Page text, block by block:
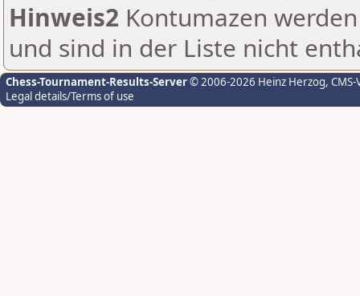
Hinweis2 Kontumazen
und sind in der Liste nicht
Chess-Tournament-Results-Server© 2006-2026 Heinz Herzog,
Legal details/Terms of use